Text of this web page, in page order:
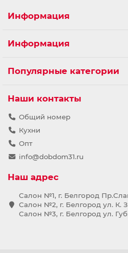
Информация
Информация
Популярные категории
Наши контакты
Общий номер
Кухни
Опт
info@dobdom31.ru
Наш адрес
Салон №1, г. Белгород
Салон №2, г. Белгород ул. К.
Салон №3, г. Белгород ул.